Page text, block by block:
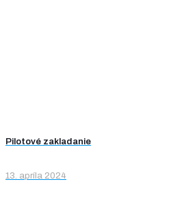
Pilotové zakladanie
13. apríla 2024